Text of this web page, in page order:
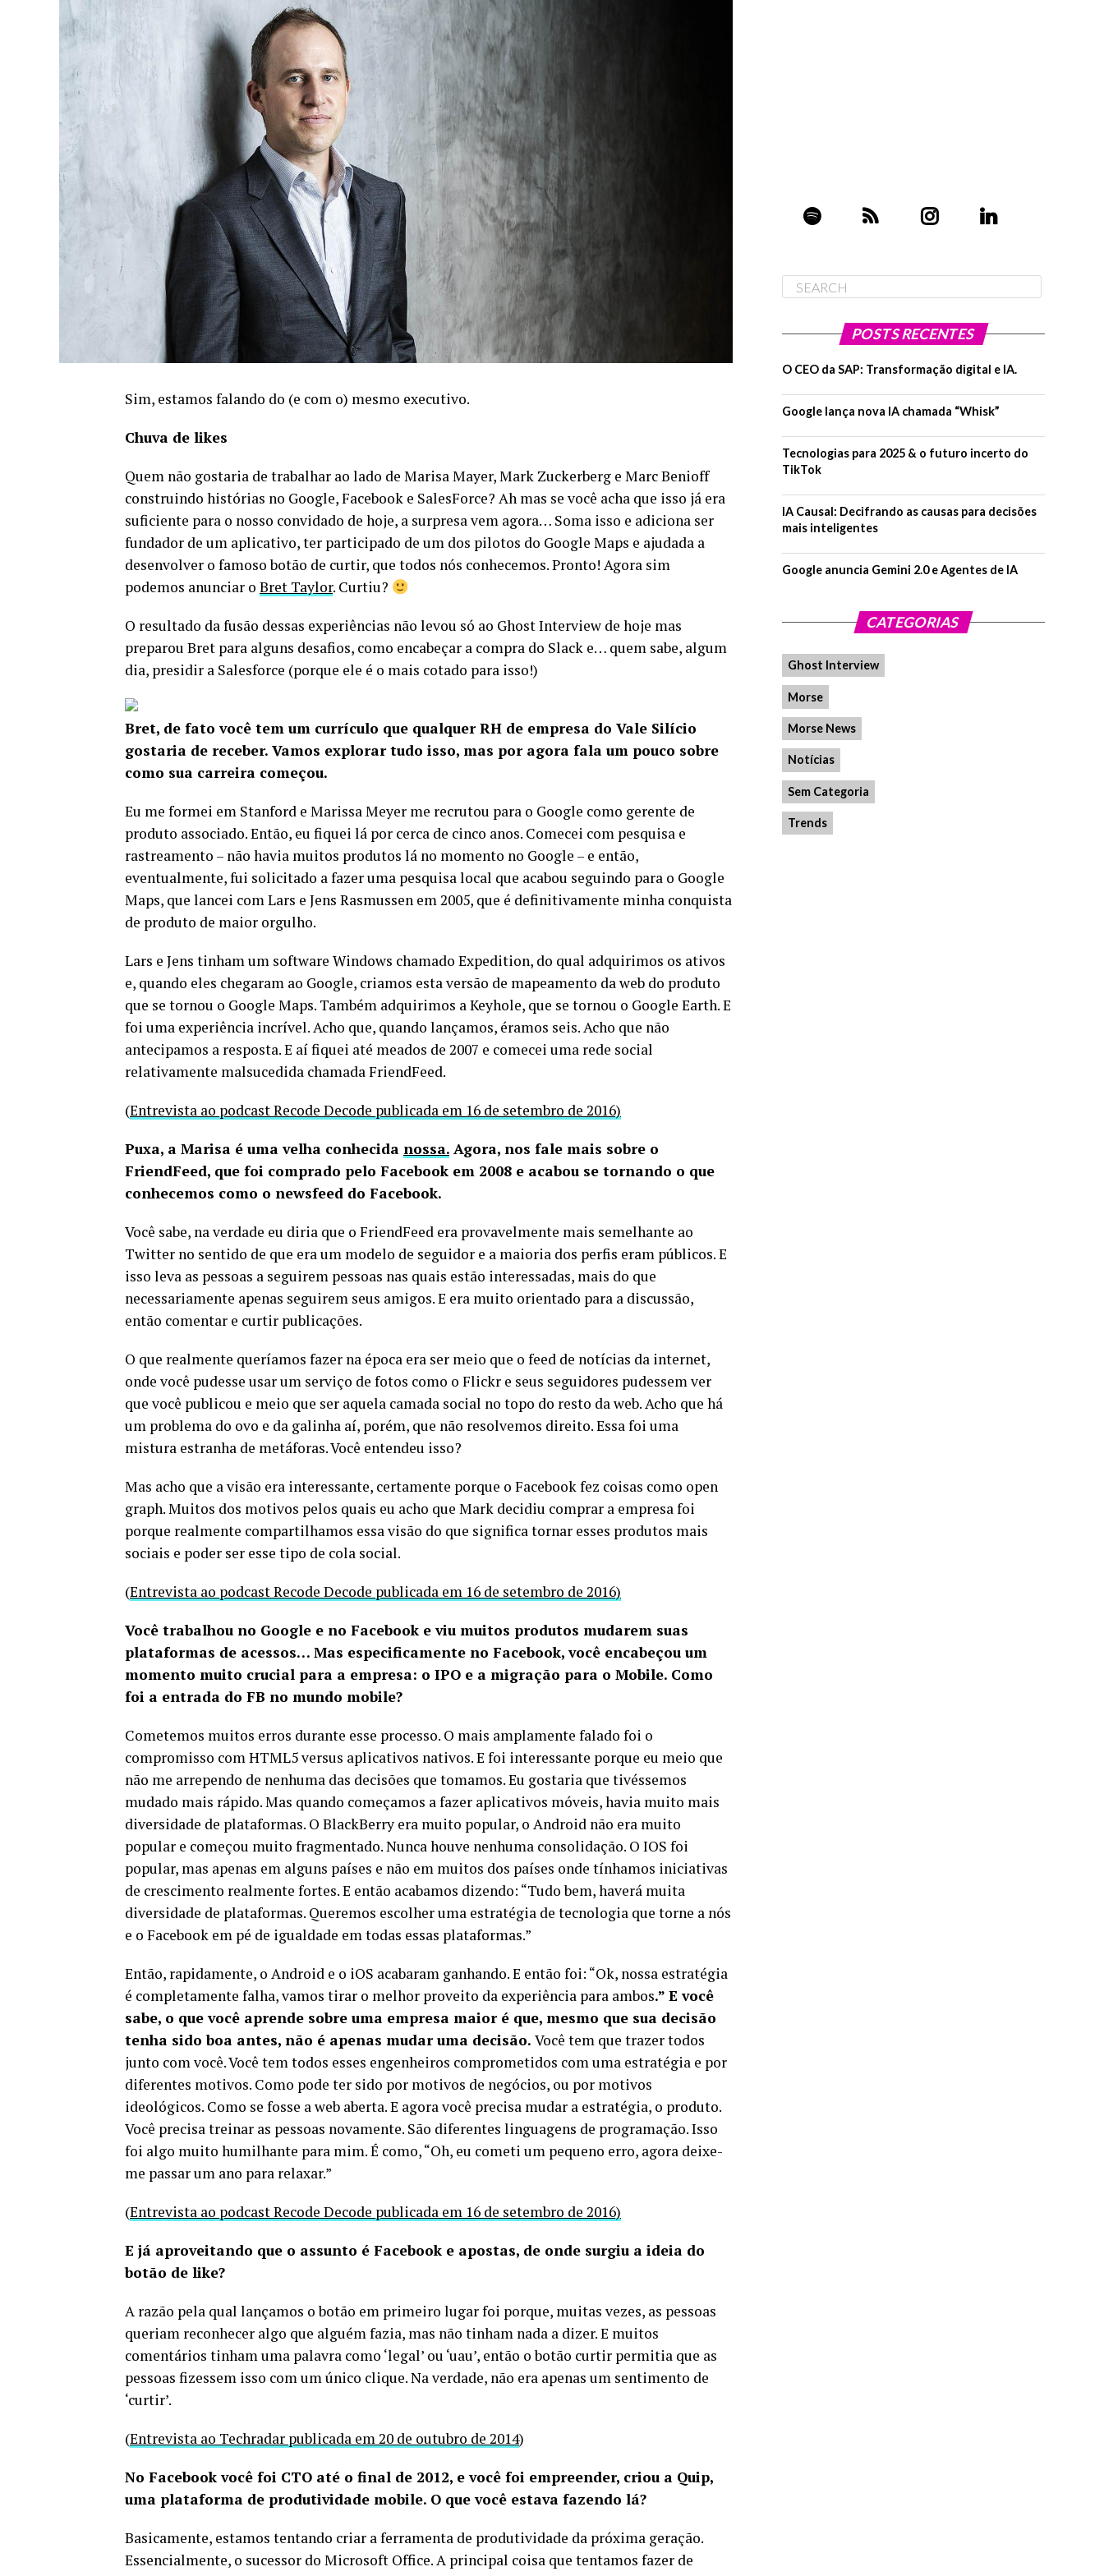
Sim, estamos falando do (e com o) mesmo executivo.
Chuva de likes
Quem não gostaria de trabalhar ao lado de Marisa Mayer, Mark Zuckerberg e Marc Benioff
construindo histórias no Google, Facebook e SalesForce? Ah mas se você acha que isso já era
suficiente para o nosso convidado de hoje, a surpresa vem agora… Soma isso e adiciona ser
fundador de um aplicativo, ter participado de um dos pilotos do Google Maps e ajudada a
desenvolver o famoso botão de curtir, que todos nós conhecemos. Pronto! Agora sim
podemos anunciar o Bret Taylor. Curtiu?
O resultado da fusão dessas experiências não levou só ao Ghost Interview de hoje mas
preparou Bret para alguns desafios, como encabeçar a compra do Slack e… quem sabe, algum
dia, presidir a Salesforce (porque ele é o mais cotado para isso!)
Bret, de fato você tem um currículo que qualquer RH de empresa do Vale Silício
gostaria de receber. Vamos explorar tudo isso, mas por agora fala um pouco sobre
como sua carreira começou.
Eu me formei em Stanford e Marissa Meyer me recrutou para o Google como gerente de
produto associado. Então, eu fiquei lá por cerca de cinco anos. Comecei com pesquisa e
rastreamento – não havia muitos produtos lá no momento no Google – e então,
eventualmente, fui solicitado a fazer uma pesquisa local que acabou seguindo para o Google
Maps, que lancei com Lars e Jens Rasmussen em 2005, que é definitivamente minha conquista
de produto de maior orgulho.
Lars e Jens tinham um software Windows chamado Expedition, do qual adquirimos os ativos
e, quando eles chegaram ao Google, criamos esta versão de mapeamento da web do produto
que se tornou o Google Maps. Também adquirimos a Keyhole, que se tornou o Google Earth. E
foi uma experiência incrível. Acho que, quando lançamos, éramos seis. Acho que não
antecipamos a resposta. E aí fiquei até meados de 2007 e comecei uma rede social
relativamente malsucedida chamada FriendFeed.
(Entrevista ao podcast Recode Decode publicada em 16 de setembro de 2016)
Puxa, a Marisa é uma velha conhecida nossa. Agora, nos fale mais sobre o
FriendFeed, que foi comprado pelo Facebook em 2008 e acabou se tornando o que
conhecemos como o newsfeed do Facebook.
Você sabe, na verdade eu diria que o FriendFeed era provavelmente mais semelhante ao
Twitter no sentido de que era um modelo de seguidor e a maioria dos perfis eram públicos. E
isso leva as pessoas a seguirem pessoas nas quais estão interessadas, mais do que
necessariamente apenas seguirem seus amigos. E era muito orientado para a discussão,
então comentar e curtir publicações.
O que realmente queríamos fazer na época era ser meio que o feed de notícias da internet,
onde você pudesse usar um serviço de fotos como o Flickr e seus seguidores pudessem ver
que você publicou e meio que ser aquela camada social no topo do resto da web. Acho que há
um problema do ovo e da galinha aí, porém, que não resolvemos direito. Essa foi uma
mistura estranha de metáforas. Você entendeu isso?
Mas acho que a visão era interessante, certamente porque o Facebook fez coisas como open
graph. Muitos dos motivos pelos quais eu acho que Mark decidiu comprar a empresa foi
porque realmente compartilhamos essa visão do que significa tornar esses produtos mais
sociais e poder ser esse tipo de cola social.
(Entrevista ao podcast Recode Decode publicada em 16 de setembro de 2016)
Você trabalhou no Google e no Facebook e viu muitos produtos mudarem suas
plataformas de acessos… Mas especificamente no Facebook, você encabeçou um
momento muito crucial para a empresa: o IPO e a migração para o Mobile. Como
foi a entrada do FB no mundo mobile?
Cometemos muitos erros durante esse processo. O mais amplamente falado foi o
compromisso com HTML5 versus aplicativos nativos. E foi interessante porque eu meio que
não me arrependo de nenhuma das decisões que tomamos. Eu gostaria que tivéssemos
mudado mais rápido. Mas quando começamos a fazer aplicativos móveis, havia muito mais
diversidade de plataformas. O BlackBerry era muito popular, o Android não era muito
popular e começou muito fragmentado. Nunca houve nenhuma consolidação. O IOS foi
popular, mas apenas em alguns países e não em muitos dos países onde tínhamos iniciativas
de crescimento realmente fortes. E então acabamos dizendo: “Tudo bem, haverá muita
diversidade de plataformas. Queremos escolher uma estratégia de tecnologia que torne a nós
e o Facebook em pé de igualdade em todas essas plataformas.”
Então, rapidamente, o Android e o iOS acabaram ganhando. E então foi: “Ok, nossa estratégia
é completamente falha, vamos tirar o melhor proveito da experiência para ambos.” E você
sabe, o que você aprende sobre uma empresa maior é que, mesmo que sua decisão
tenha sido boa antes, não é apenas mudar uma decisão. Você tem que trazer todos
junto com você. Você tem todos esses engenheiros comprometidos com uma estratégia e por
diferentes motivos. Como pode ter sido por motivos de negócios, ou por motivos
ideológicos. Como se fosse a web aberta. E agora você precisa mudar a estratégia, o produto.
Você precisa treinar as pessoas novamente. São diferentes linguagens de programação. Isso
foi algo muito humilhante para mim. É como, “Oh, eu cometi um pequeno erro, agora deixe-
me passar um ano para relaxar.”
(Entrevista ao podcast Recode Decode publicada em 16 de setembro de 2016)
E já aproveitando que o assunto é Facebook e apostas, de onde surgiu a ideia do
botão de like?
A razão pela qual lançamos o botão em primeiro lugar foi porque, muitas vezes, as pessoas
queriam reconhecer algo que alguém fazia, mas não tinham nada a dizer. E muitos
comentários tinham uma palavra como ‘legal’ ou ‘uau’, então o botão curtir permitia que as
pessoas fizessem isso com um único clique. Na verdade, não era apenas um sentimento de
‘curtir’.
(Entrevista ao Techradar publicada em 20 de outubro de 2014)
No Facebook você foi CTO até o final de 2012, e você foi empreender, criou a Quip,
uma plataforma de produtividade mobile. O que você estava fazendo lá?
Basicamente, estamos tentando criar a ferramenta de produtividade da próxima geração.
Essencialmente, o sucessor do Microsoft Office. A principal coisa que tentamos fazer de
POSTS RECENTES
O CEO da SAP: Transformação digital e IA.
Google lança nova IA chamada “Whisk”
Tecnologias para 2025 & o futuro incerto do
TikTok
IA Causal: Decifrando as causas para decisões
mais inteligentes
Google anuncia Gemini 2.0 e Agentes de IA
CATEGORIAS
Ghost Interview
Morse
Morse News
Notícias
Sem Categoria
Trends